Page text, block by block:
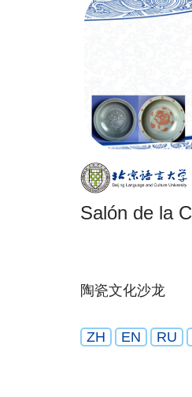
Salón de la
陶瓷文化沙龙
ZH EN RU